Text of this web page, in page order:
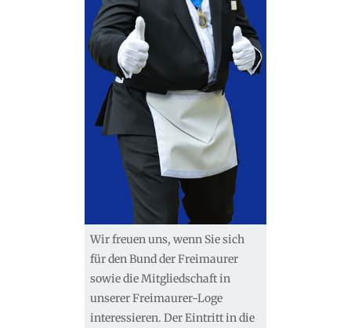
Wir freuen uns, wenn Sie sich
für den Bund der Freimaurer
sowie die Mitgliedschaft in
unserer Freimaurer-Loge
interessieren. Der Eintritt in die